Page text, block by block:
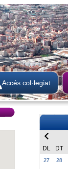
Accés col·legiat
DL
DT
27 28